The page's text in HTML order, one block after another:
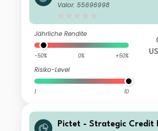
Valor: 55696998
Jährliche Rendite
-50% 0% +50%
Risiko-Level
1 10
Pictet - Strategic Credit